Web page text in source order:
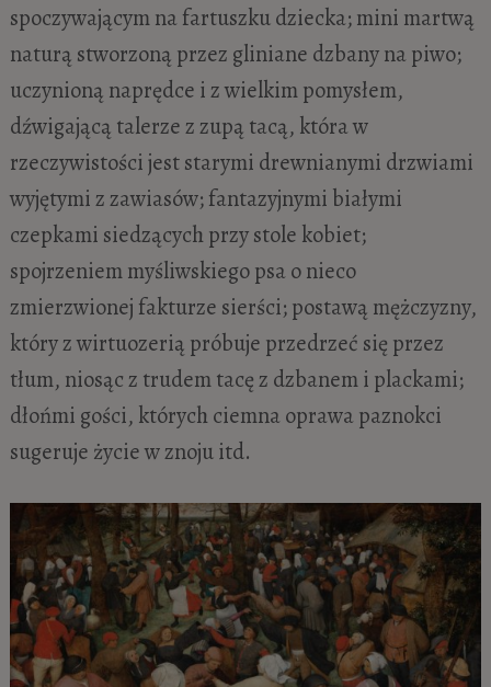
spoczywającym na fartuszku dziecka; mini martwą
naturą stworzoną przez gliniane dzbany na piwo;
uczynioną naprędce i z wielkim pomysłem,
dźwigającą talerze z zupą tacą, która w
rzeczywistości jest starymi drewnianymi drzwiami
wyjętymi z zawiasów; fantazyjnymi białymi
czepkami siedzących przy stole kobiet;
spojrzeniem myśliwskiego psa o nieco
zmierzwionej fakturze sierści; postawą mężczyzny,
który z wirtuozerią próbuje przedrzeć się przez
tłum, niosąc z trudem tacę z dzbanem i plackami;
dłońmi gości, których ciemna oprawa paznokci
sugeruje życie w znoju itd.